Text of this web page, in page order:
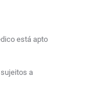
está apto
a